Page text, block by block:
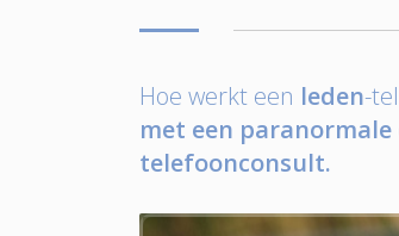
Hoe werkt een leden-
met een
telefoonconsult.